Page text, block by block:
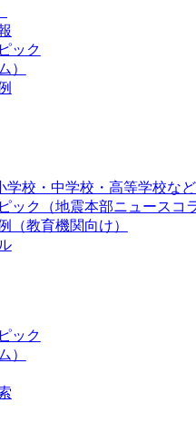
ック
）
学校・中学校・高等学校な
ック（地震本部ニュースコ
（教育機関向け）
ック
）